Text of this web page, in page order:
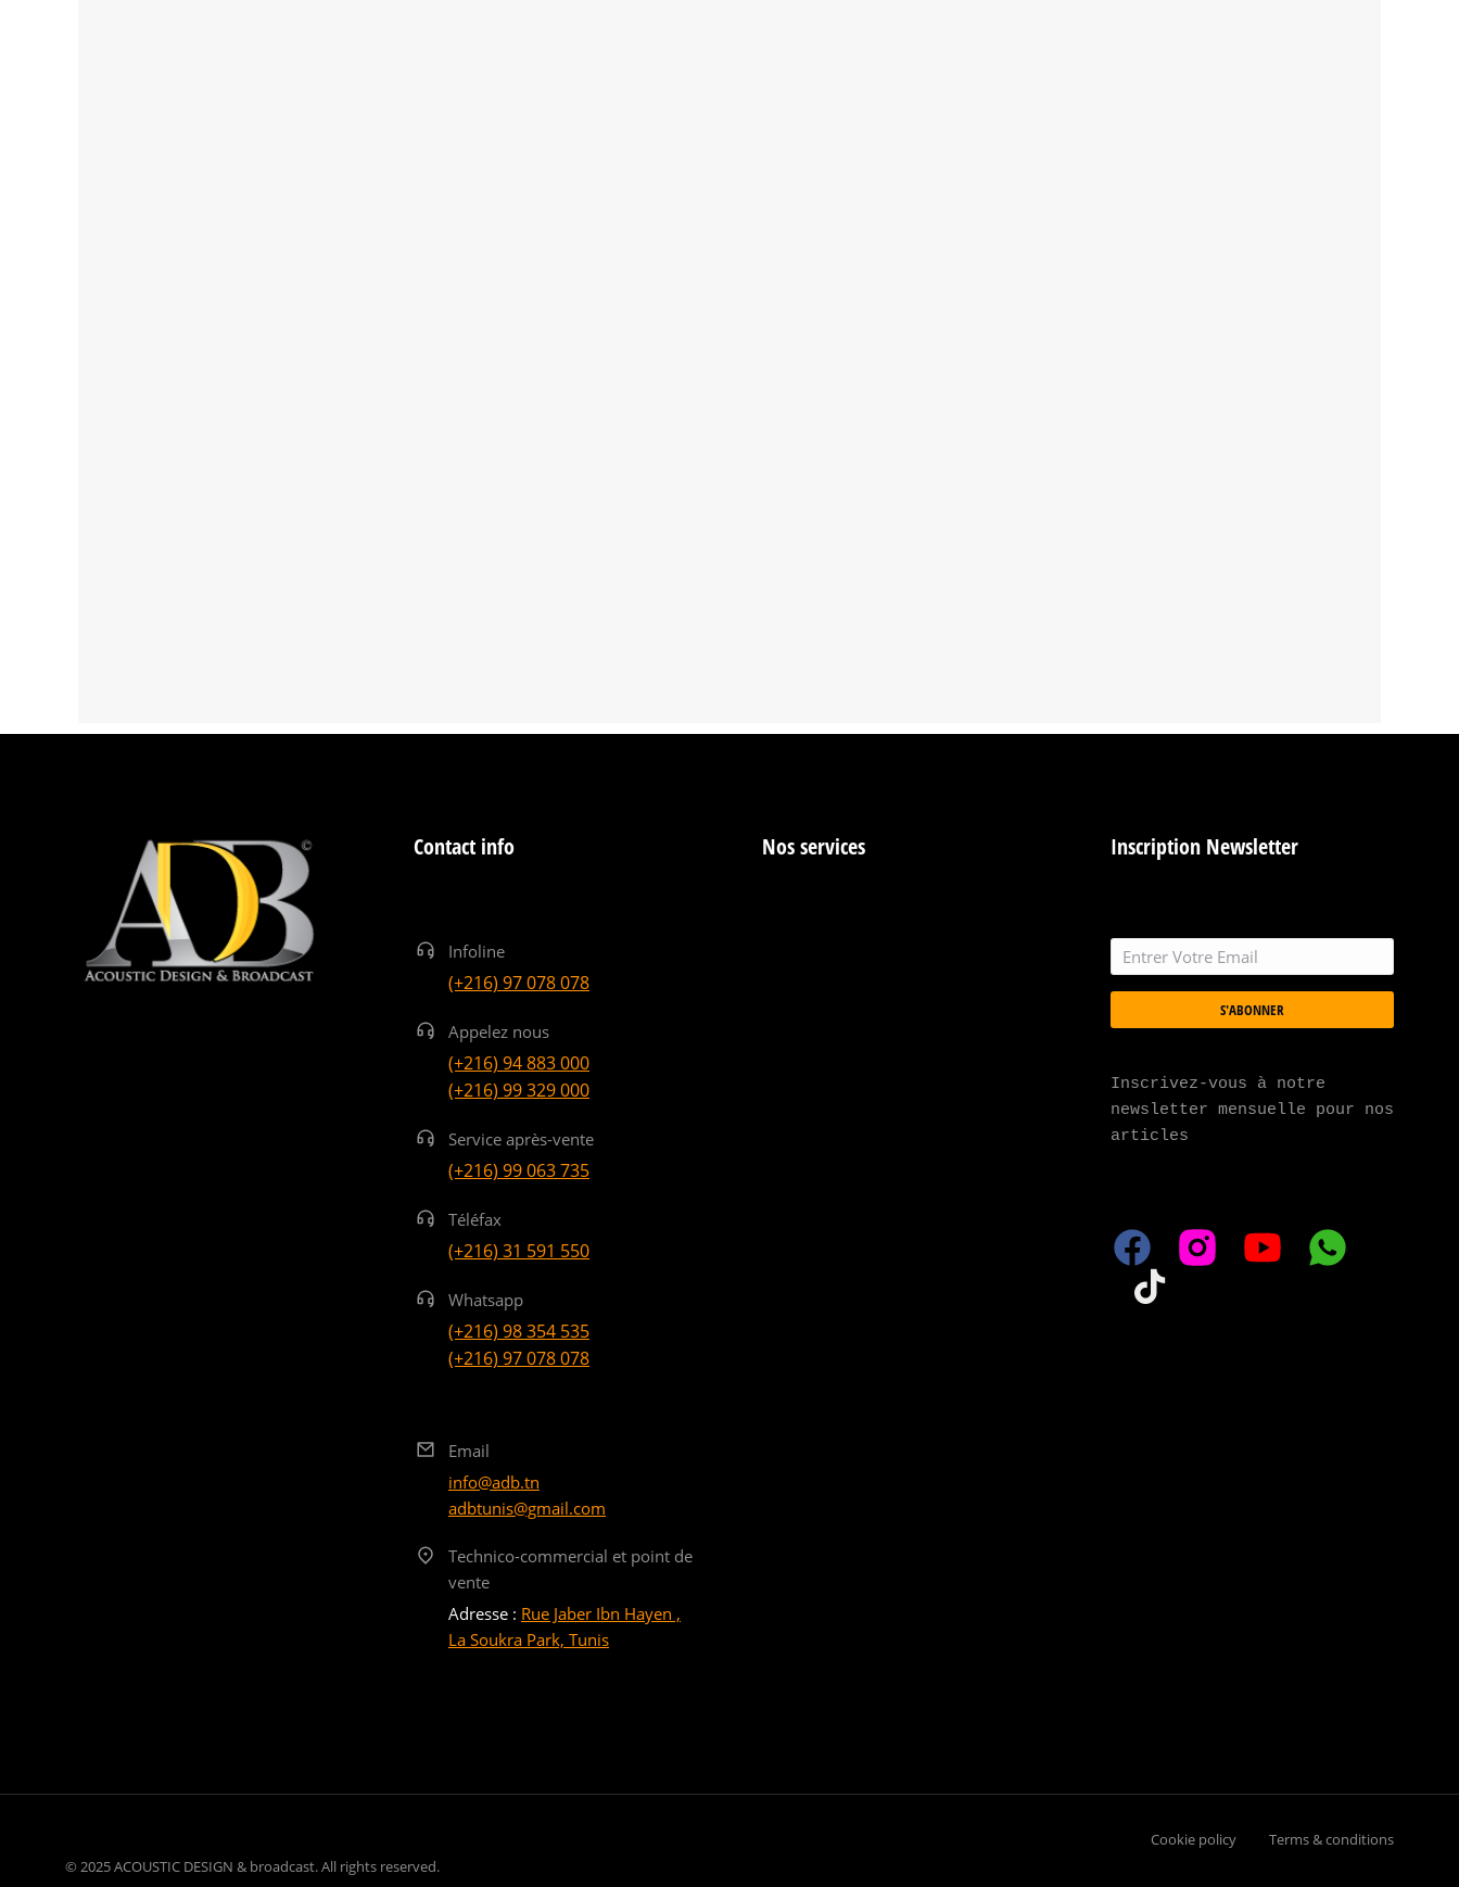
Contact info
Infoline
(+216) 97 078 078
Appelez nous
(+216) 94 883 000
(+216) 99 329 000
Service après-vente
(+216) 99 063 735
Téléfax
(+216) 31 591 550
Whatsapp
(+216) 98 354 535
(+216) 97 078 078
Email
info@adb.tn
adbtunis@gmail.com
Technico-commercial et point de
vente
Adresse : Rue Jaber Ibn Hayen ,
La Soukra Park, Tunis
Nos services Inscription Newsletter
S'ABONNER
Inscrivez-vous à notre
newsletter mensuelle pour nos
articles
© 2025 ACOUSTIC DESIGN & broadcast. All rights reserved.
Cookie policy Terms & conditions